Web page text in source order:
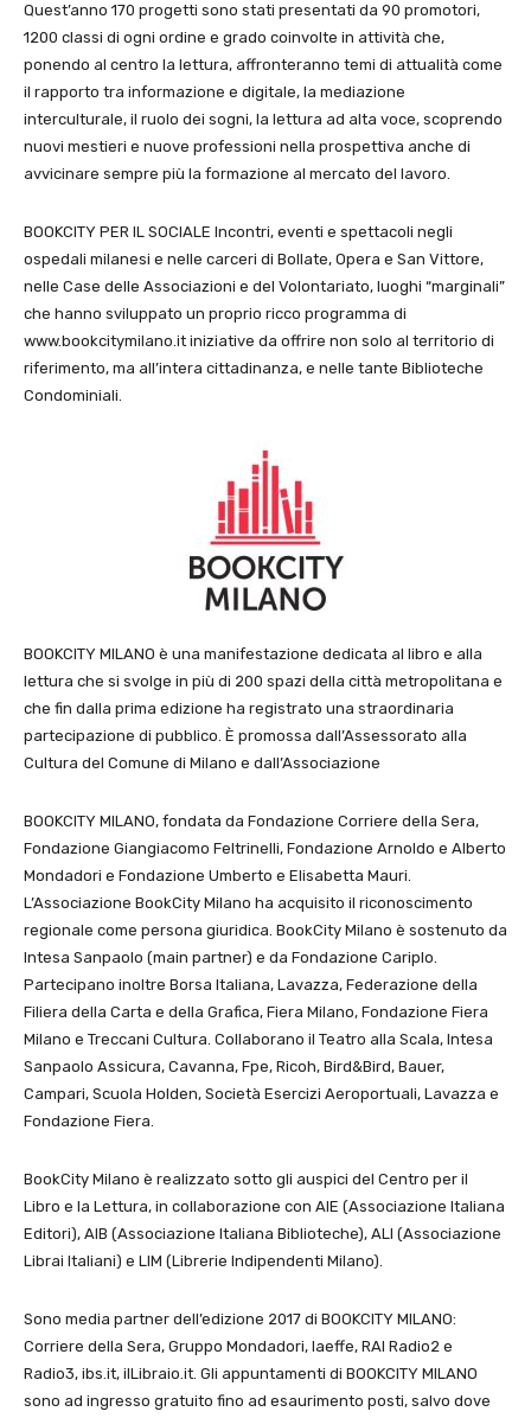
Quest’anno 170 progetti sono stati presentati da 90 promotori,
1200 classi di ogni ordine e grado coinvolte in attività che,
ponendo al centro la lettura, affronteranno temi di attualità come
il rapporto tra informazione e digitale, la mediazione
interculturale, il ruolo dei sogni, la lettura ad alta voce, scoprendo
nuovi mestieri e nuove professioni nella prospettiva anche di
avvicinare sempre più la formazione al mercato del lavoro.
BOOKCITY PER IL SOCIALE Incontri, eventi e spettacoli negli
ospedali milanesi e nelle carceri di Bollate, Opera e San Vittore,
nelle Case delle Associazioni e del Volontariato, luoghi “marginali”
che hanno sviluppato un proprio ricco programma di
www.bookcitymilano.it iniziative da offrire non solo al territorio di
riferimento, ma all’intera cittadinanza, e nelle tante Biblioteche
Condominiali.
BOOKCITY MILANO è una manifestazione dedicata al libro e alla
lettura che si svolge in più di 200 spazi della città metropolitana e
che fin dalla prima edizione ha registrato una straordinaria
partecipazione di pubblico. È promossa dall’Assessorato alla
Cultura del Comune di Milano e dall’Associazione
BOOKCITY MILANO, fondata da Fondazione Corriere della Sera,
Fondazione Giangiacomo Feltrinelli, Fondazione Arnoldo e Alberto
Mondadori e Fondazione Umberto e Elisabetta Mauri.
L’Associazione BookCity Milano ha acquisito il riconoscimento
regionale come persona giuridica. BookCity Milano è sostenuto da
Intesa Sanpaolo (main partner) e da Fondazione Cariplo.
Partecipano inoltre Borsa Italiana, Lavazza, Federazione della
Filiera della Carta e della Grafica, Fiera Milano, Fondazione Fiera
Milano e Treccani Cultura. Collaborano il Teatro alla Scala, Intesa
Sanpaolo Assicura, Cavanna, Fpe, Ricoh, Bird&Bird, Bauer,
Campari, Scuola Holden, Società Esercizi Aeroportuali, Lavazza e
Fondazione Fiera.
BookCity Milano è realizzato sotto gli auspici del Centro per il
Libro e la Lettura, in collaborazione con AIE (Associazione Italiana
Editori), AIB (Associazione Italiana Biblioteche), ALI (Associazione
Librai Italiani) e LIM (Librerie Indipendenti Milano).
Sono media partner dell’edizione 2017 di BOOKCITY MILANO:
Corriere della Sera, Gruppo Mondadori, laeffe, RAI Radio2 e
Radio3, ibs.it, ilLibraio.it. Gli appuntamenti di BOOKCITY MILANO
sono ad ingresso gratuito fino ad esaurimento posti, salvo dove